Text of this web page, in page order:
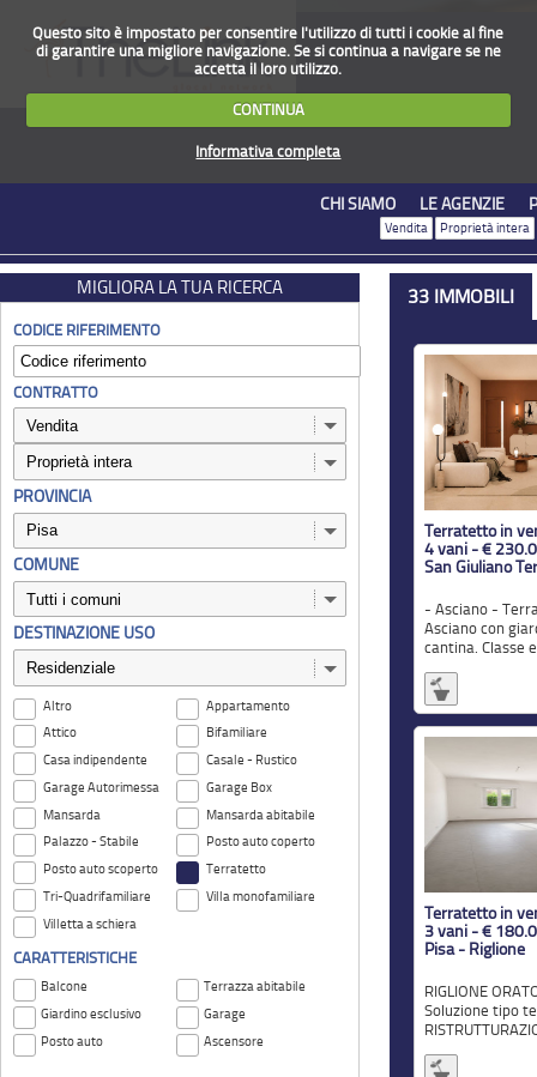
Questo sito è impostato per consentire l'utilizzo di tutti i cookie al fine
di garantire una migliore navigazione. Se si continua a navigare se ne
accetta il loro utilizzo.
CONTINUA
Informativa completa
CHI SIAMO LE AGENZIE
Vendita Proprietà intera
MIGLIORA LA TUA RICERCA
CODICE RIFERIMENTO
CONTRATTO
PROVINCIA
COMUNE
DESTINAZIONE USO
Altro
Appartamento
Attico
Bifamiliare
Casa indipendente
Casale - Rustico
Garage Autorimessa
Garage Box
Mansarda
Mansarda abitabile
Palazzo - Stabile
Posto auto coperto
Posto auto scoperto
Terratetto
Tri-Quadrifamiliare
Villa monofamiliare
Villetta a schiera
CARATTERISTICHE
Balcone
Terrazza abitabile
Giardino esclusivo
Garage
Posto auto
Ascensore
33 IMMOBILI
Terratetto in
4 vani - €
San Giuliano
- Asciano - Terratetto ad
Asciano con
cantina. Classe
Terratetto in
3 vani - €
Pisa - Riglione
RIGLIONE ORATOIO - PISA -
Soluzione tipo